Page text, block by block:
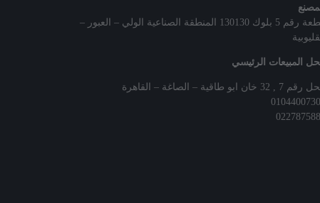
قطعة رقم 5 بلوك 130130 المنطقة الصناعية الولي – العبور –
المبيعات الرئيسي
7 , 32 خان ابو طاقية – الصاغة – القاهرة